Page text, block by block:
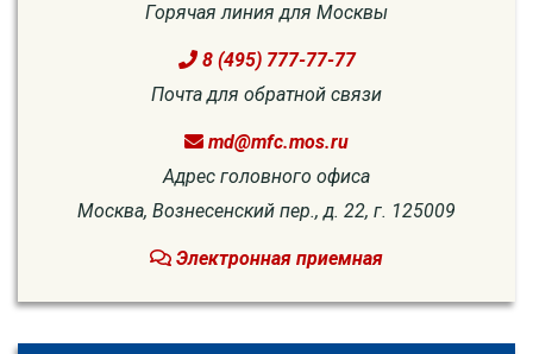
Горячая линия для Москвы
8 (495) 777-77-77
Почта для обратной связи
md@mfc.mos.ru
Адрес головного офиса
Москва, Вознесенский пер., д. 22, г. 125009
Электронная приемная